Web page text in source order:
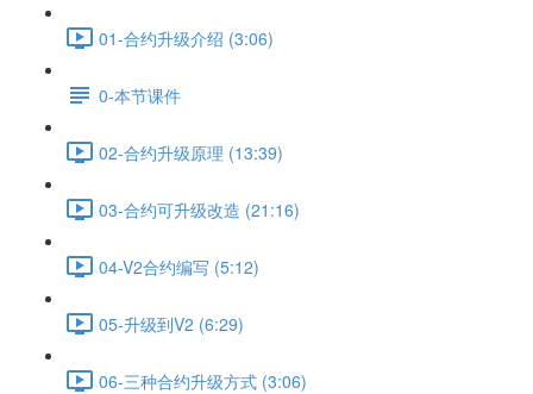
01-合约升级介绍 (3:06)
0-本节课件
02-合约升级原理 (13:39)
03-合约可升级改造 (21:16)
04-V2合约编写 (5:12)
05-升级到V2 (6:29)
06-三种合约升级方式 (3:06)